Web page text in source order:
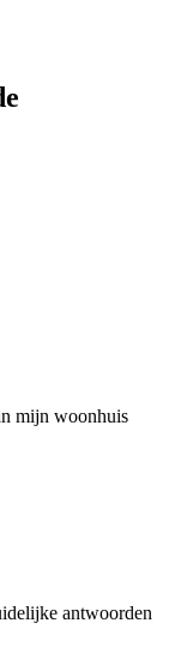
mijn woonhuis
antwoorden